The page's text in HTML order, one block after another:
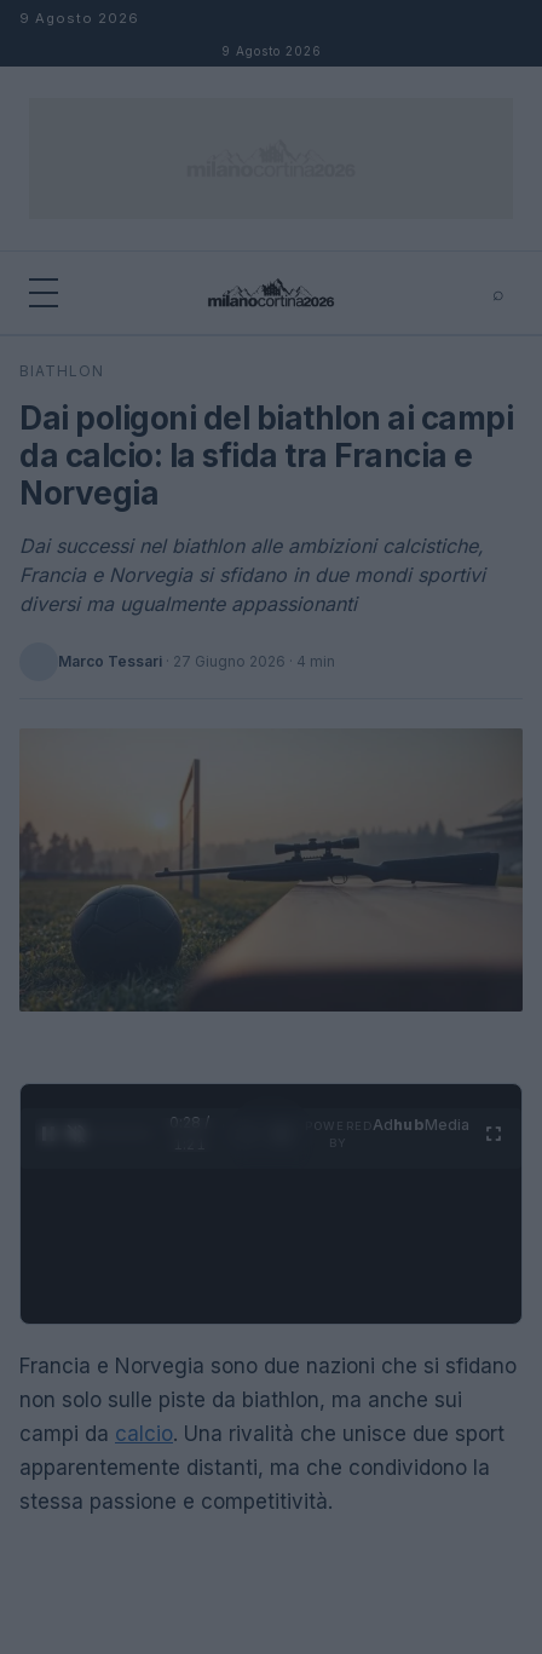
Salta al contenuto
9 Agosto 2026
9 Agosto 2026
⌕
Cerca
BIATHLON
Dai poligoni del biathlon ai campi
da calcio: la sfida tra Francia e
Norvegia
Dai successi nel biathlon alle ambizioni calcistiche,
Francia e Norvegia si sfidano in due mondi sportivi
diversi ma ugualmente appassionanti
Marco Tessari · 27 Giugno 2026 · 4 min
0:29 /
AdhubMedia
Francia e Norvegia sono due nazioni che si sfidano
non solo sulle piste da biathlon, ma anche sui
campi da calcio. Una rivalità che unisce due sport
apparentemente distanti, ma che condividono la
stessa passione e competitività.